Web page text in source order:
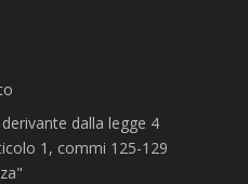
dalla legge 4
1, commi 125-129